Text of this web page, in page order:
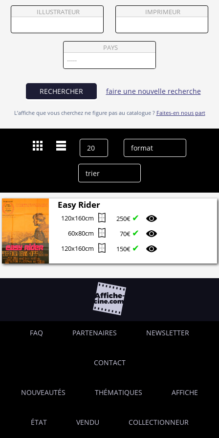
Vendre
ILLUSTRATEUR IMPRIMEUR
PAYS
RECHERCHER faire une nouvelle recherche
L’affiche que vous cherchez ne figure pas au catalogue ? Faites-en nous part
Easy Rider
120x160cm 250€ ✔
60x80cm 70€ ✔
120x160cm 150€ ✔
FAQ PARTENAIRES NEWSLETTER
CONTACT
NOUVEAUTÉS THÉMATIQUES AFFICHE
ÉTAT VENDU COLLECTIONNEUR